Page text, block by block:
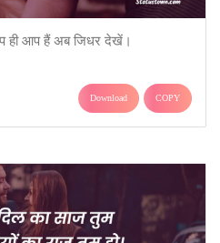
ही आप हैं अब जिधर देखें।
Download COPY